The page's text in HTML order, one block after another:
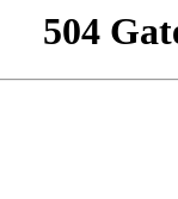
504